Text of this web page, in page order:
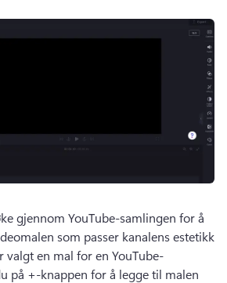
gjennom YouTube-samlingen for å
som passer kanalens estetikk
valgt en mal for en YouTube-
på +-knappen for å legge til malen